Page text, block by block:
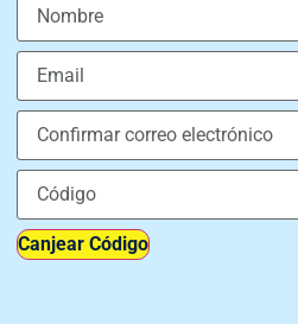
Canjear Código